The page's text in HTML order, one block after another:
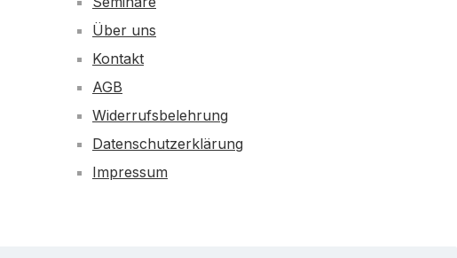
Über uns
Kontakt
AGB
Widerrufsbelehrung
Datenschutzerklärung
Impressum